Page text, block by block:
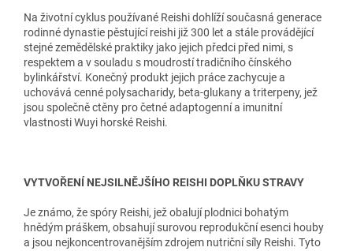
Na životní cyklus používané Reishi dohlíží současná generace
rodinné dynastie pěstující reishi již 300 let a stále provádějící
stejné zemědělské praktiky jako jejich předci před nimi, s
respektem a v souladu s moudrostí tradičního čínského
bylinkářství. Konečný produkt jejich práce zachycuje a
uchovává cenné polysacharidy, beta-glukany a triterpeny, jež
jsou společně ctěny pro četné adaptogenní a imunitní
vlastnosti Wuyi horské Reishi.
VYTVOŘENÍ NEJSILNĚJŠÍHO REISHI DOPLŇKU STRAVY
Je známo, že spóry Reishi, jež obalují plodnici bohatým
hnědým práškem, obsahují surovou reprodukční esenci houby
a jsou nejkoncentrovanějším zdrojem nutriční síly Reishi. Tyto